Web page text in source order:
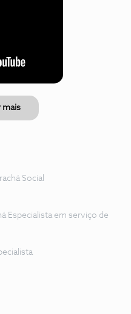
mais
Social
Especialista em serviço de